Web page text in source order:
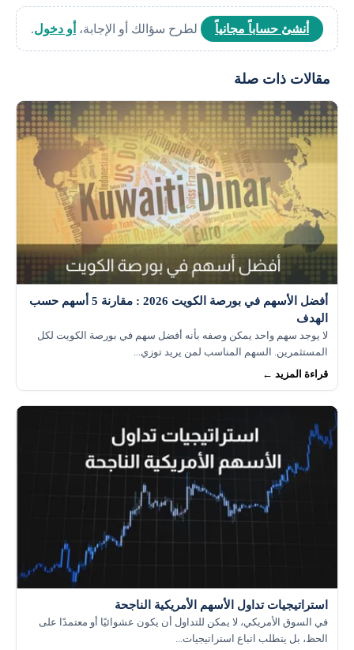
أنشئ حساباً مجانياً لطرح سؤالك أو الإجابة، أو دخول.
مقالات ذات صلة
أفضل الأسهم في بورصة الكويت 2026 : مقارنة 5 أسهم حسب
الهدف
لا يوجد سهم واحد يمكن وصفه بأنه أفضل سهم في بورصة الكويت لكل
المستثمرين. السهم المناسب لمن يريد توزي...
قراءة المزيد ←
استراتيجيات تداول الأسهم الأمريكية الناجحة
في السوق الأمريكي، لا يمكن للتداول أن يكون عشوائيًا أو معتمدًا على
الحظ، بل يتطلب اتباع استراتيجيات...